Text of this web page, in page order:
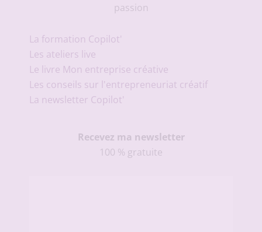
passion
La formation Copilot'
Les ateliers live
Le livre Mon entreprise créative
Les conseils sur l'entrepreneuriat créatif
La newsletter Copilot'
Recevez ma newsletter
100 % gratuite